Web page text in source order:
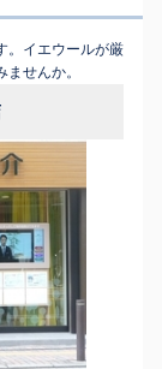
。イエウールが厳
せんか。